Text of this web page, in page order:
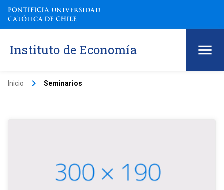
Instituto de Economía
Inicio keyboard_arrow_right Seminarios